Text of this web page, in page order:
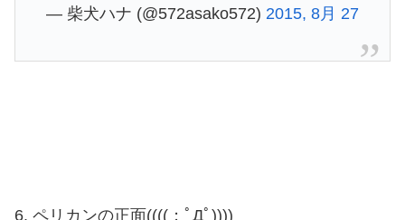
— 柴犬ハナ (@572asako572) 2015, 8月 27
6. ペリカンの正面((((；ﾟДﾟ))))